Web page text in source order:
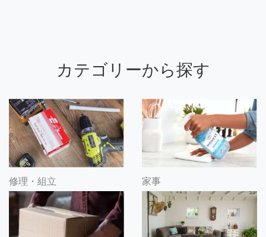
カテゴリーから探す
修理・組立 家事